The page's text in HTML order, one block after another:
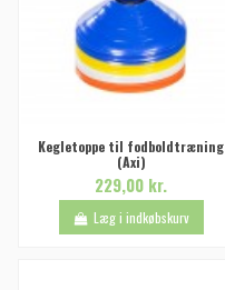
Kegletoppe til fodboldtræning
(Axi)
229,00 kr.
Læg i indkøbskurv